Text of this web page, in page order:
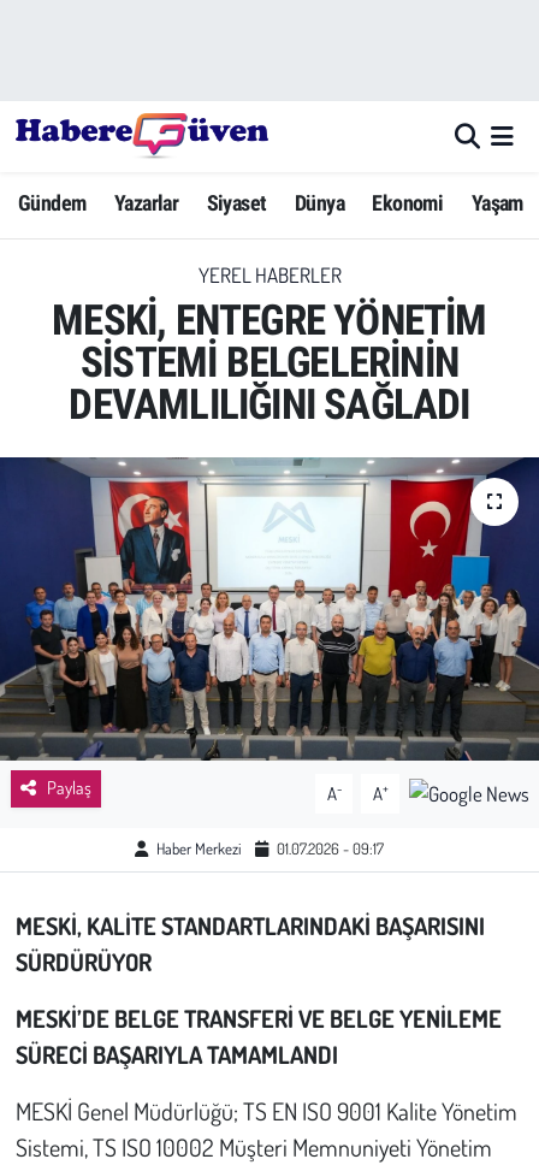
Gündem Yazarlar Siyaset Dünya Ekonomi Yaşam
YEREL HABERLER
MESKİ, ENTEGRE YÖNETİM
SİSTEMİ BELGELERİNİN
DEVAMLILIĞINI SAĞLADI
Paylaş A- A+
Haber Merkezi 01.07.2026 - 09:17
MESKİ, KALİTE STANDARTLARINDAKİ BAŞARISINI
SÜRDÜRÜYOR
MESKİ’DE BELGE TRANSFERİ VE BELGE YENİLEME
SÜRECİ BAŞARIYLA TAMAMLANDI
MESKİ Genel Müdürlüğü; TS EN ISO 9001 Kalite Yönetim
Sistemi, TS ISO 10002 Müşteri Memnuniyeti Yönetim
Yazarlar
Dünya
Ekonomi
Yaşam
Yerel Haberler
Eğitim
Sağlık
Kadın
Emek
Spor
Bilim - Teknoloji
İnsan Hakları
Hayvan Hakları
Çevre
Hava Durumu
Trafik Durumu
Süper Lig Puan Durumu ve Fikstür
Tüm Manşetler
Son Dakika Haberleri
Haber Arşivi